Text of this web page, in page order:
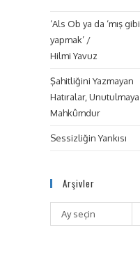
‘Als Ob ya da ‘mış gibi
yapmak’ /
Hilmi Yavuz
Şahitliğini Yazmayan
Hatıralar, Unutulmaya
Mahkûmdur
Sessizliğin Yankısı
Arşivler
Ay seçin